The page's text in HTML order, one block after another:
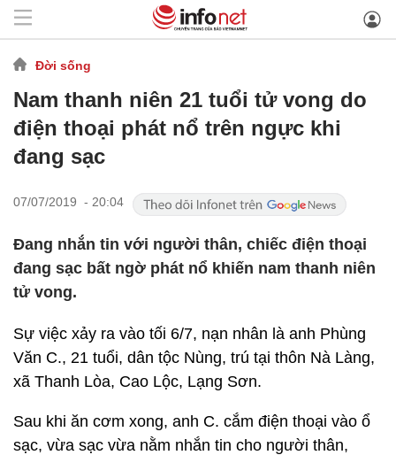
Đời sống
Nam thanh niên 21 tuổi tử vong do
điện thoại phát nổ trên ngực khi
đang sạc
07/07/2019 - 20:04
Đang nhắn tin với người thân, chiếc điện thoại
đang sạc bất ngờ phát nổ khiến nam thanh niên
tử vong.
Sự việc xảy ra vào tối 6/7, nạn nhân là anh Phùng
Văn C., 21 tuổi, dân tộc Nùng, trú tại thôn Nà Làng,
xã Thanh Lòa, Cao Lộc, Lạng Sơn.
Sau khi ăn cơm xong, anh C. cắm điện thoại vào ổ
sạc, vừa sạc vừa nằm nhắn tin cho người thân,